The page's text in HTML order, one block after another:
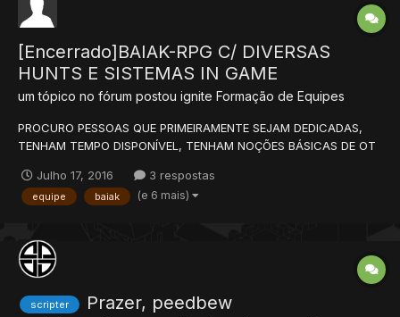
[Encerrado]BAIAK-RPG C/ DIVERSAS
HUNTS E SISTEMAS IN GAME
um tópico no fórum postou ignite Formação de Equipes
PROCURO PESSOAS QUE PRIMEIRAMENTE SEJAM DEDICADAS,
TENHAM TEMPO DISPONÍVEL, TENHAM NOÇÕES BÁSICAS DE OT
CRIATIVIDADE NEM PRECISA MANDAR MENSAGEM. NECESSITO DE
PESSOAS QUE QUEIRAM DE VERDADE FAZER O PROJETO
Julho 17, 2016 3 respostas
equipe baiak (e 6 mais)
scripter Prazer, peedbew